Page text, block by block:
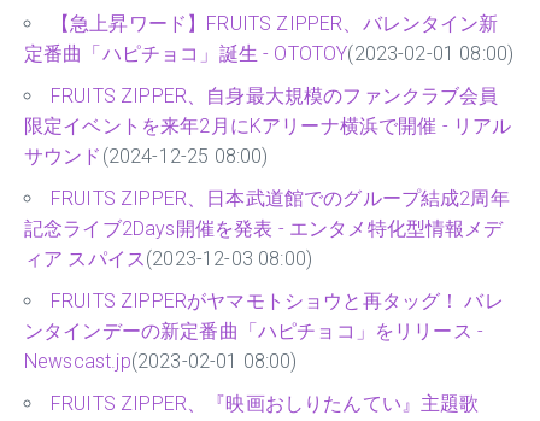
【急上昇ワード】FRUITS ZIPPER、バレンタイン新
定番曲「ハピチョコ」誕生 - OTOTOY(2023-02-01 08:00)
FRUITS ZIPPER、自身最大規模のファンクラブ会員
限定イベントを来年2月にKアリーナ横浜で開催 - リアル
サウンド (2024-12-25 08:00)
FRUITS ZIPPER、日本武道館でのグループ結成2周年
記念ライブ2Days開催を発表 - エンタメ特化型情報メデ
ィア スパイス(2023-12-03 08:00)
FRUITS ZIPPERがヤマモトショウと再タッグ！ バレ
ンタインデーの新定番曲「ハピチョコ」をリリース -
Newscast.jp(2023-02-01 08:00)
FRUITS ZIPPER、『映画おしりたんてい』主題歌